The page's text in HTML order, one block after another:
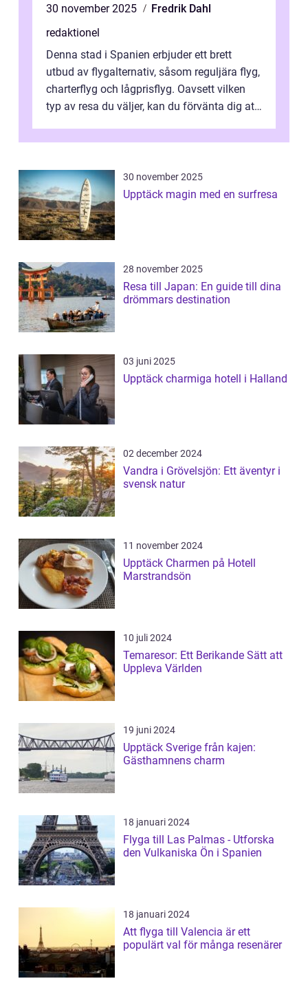
30 november 2025
Fredrik Dahl
redaktionel
Denna stad i Spanien erbjuder ett brett
utbud av flygalternativ, såsom reguljära flyg,
charterflyg och lågprisflyg. Oavsett vilken
typ av resa du väljer, kan du förvänta dig att
30 november 2025
Upptäck magin med en surfresa
28 november 2025
Resa till Japan: En guide till dina
drömmars destination
03 juni 2025
Upptäck charmiga hotell i Halland
02 december 2024
Vandra i Grövelsjön: Ett äventyr i
svensk natur
11 november 2024
Upptäck Charmen på Hotell
Marstrandsön
10 juli 2024
Temaresor: Ett Berikande Sätt att
Uppleva Världen
19 juni 2024
Upptäck Sverige från kajen:
Gästhamnens charm
18 januari 2024
Flyga till Las Palmas - Utforska
den Vulkaniska Ön i Spanien
18 januari 2024
Att flyga till Valencia är ett
populärt val för många resenärer